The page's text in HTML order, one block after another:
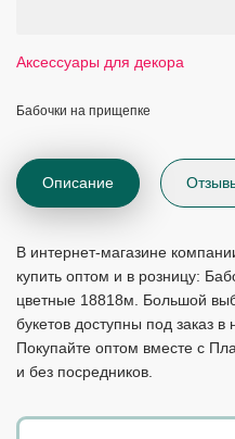
Аксессуары для декора
Бабочки на прищепке
Описание
В интернет-магазине
купить оптом и в розницу:
цветные 18818м. Большой
букетов доступны под заказ в
Покупайте оптом вместе с
и без посредников.